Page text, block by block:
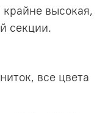
высокая,
секции.
все цвета